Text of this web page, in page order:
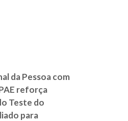
da Pessoa com
reforça
Teste do
para